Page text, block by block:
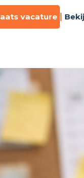
vacature